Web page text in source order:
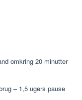
omkring 20 minutter
– 1,5 ugers pause